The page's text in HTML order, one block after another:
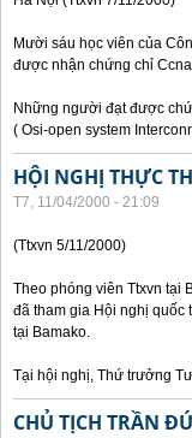
Mười sáu học viên của
được nhận chứng chỉ
Những người đạt được
( Osi-open system
HỘI NGHỊ THỰC
T7, 11/04/2000 - 21:09
(Ttxvn 5/11/2000)
Theo phóng viên Ttxvn tại
đã tham gia Hội nghị quốc
tại Bamako.
Tại hội nghị, Thứ trưởng
CHỦ TỊCH TRẦN